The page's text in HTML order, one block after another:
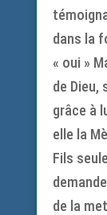
dans la
« oui »
de Dieu,
grâce à
elle la
Fils
de la